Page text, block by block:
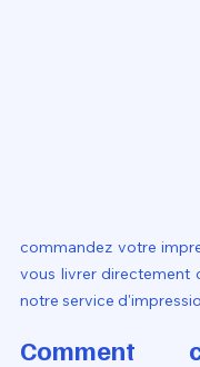
commandez votre
vous livrer directement
notre service
Comment